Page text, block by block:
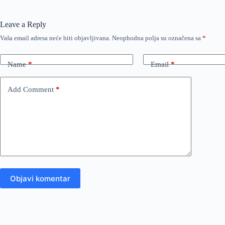
Leave a Reply
Vaša email adresa neće biti objavljivana. Neophodna polja su označena sa *
Name* Email*
Add Comment *
Objavi komentar